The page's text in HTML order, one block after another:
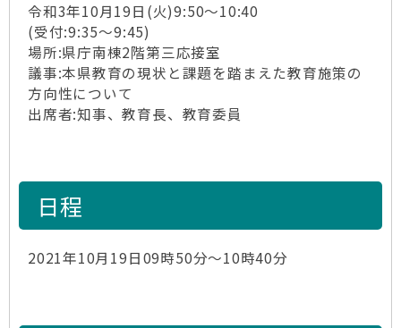
令和3年10月19日(火)9:50～10:40
(受付:9:35～9:45)
場所:県庁南棟2階第三応接室
議事:本県教育の現状と課題を踏まえた教育施策の
方向性について
出席者:知事、教育長、教育委員
日程
2021年10月19日09時50分～10時40分